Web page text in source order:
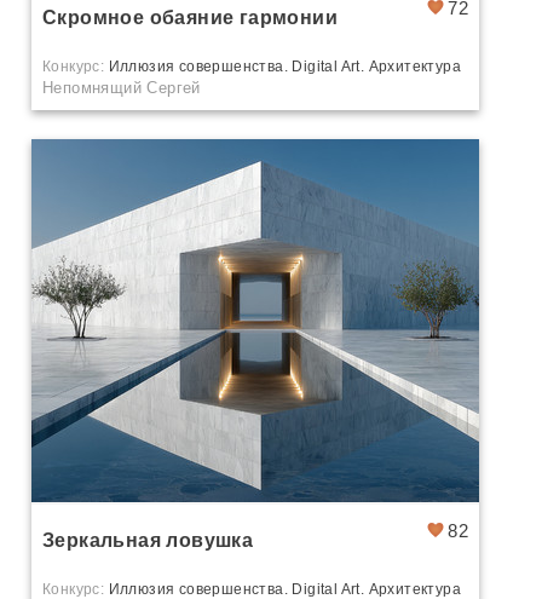
72
Скромное обаяние гармонии
Конкурс: Иллюзия совершенства. Digital Art. Архитектура
Непомнящий Сергей
82
Зеркальная ловушка
Конкурс: Иллюзия совершенства. Digital Art. Архитектура